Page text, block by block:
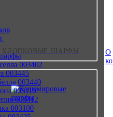
ХЛОПКОВЫЕ ШАРФЫ
О
003402
003445
003440
003110
003412
003100